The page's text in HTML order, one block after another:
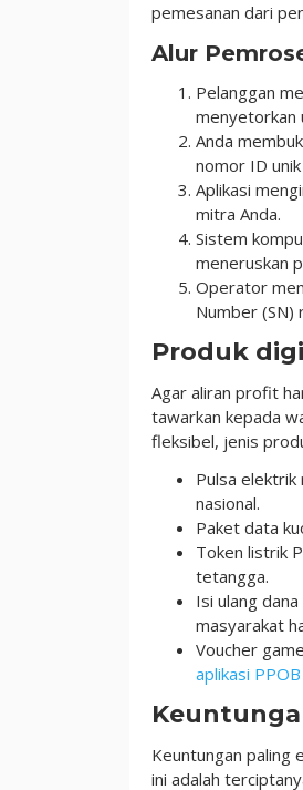
pemesanan dari
Alur
Pelanggan
menyetorkan
Anda
nomor ID
Aplikasi
mitra Anda.
Sistem
meneruskan
Operator
Number (SN)
Produk
Agar aliran profit
tawarkan kepada
fleksibel, jenis
Pulsa
nasional.
Paket data
Token listrik
tetangga.
Isi ulang dana
masyarakat
Voucher
aplikasi PPOB
Keuntungan paling
ini adalah